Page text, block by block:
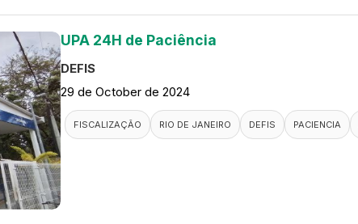
UPA 24H de Paciência
DEFIS
29 de October de 2024
FISCALIZAÇÃO RIO DE JANEIRO DEFIS PACIENCIA